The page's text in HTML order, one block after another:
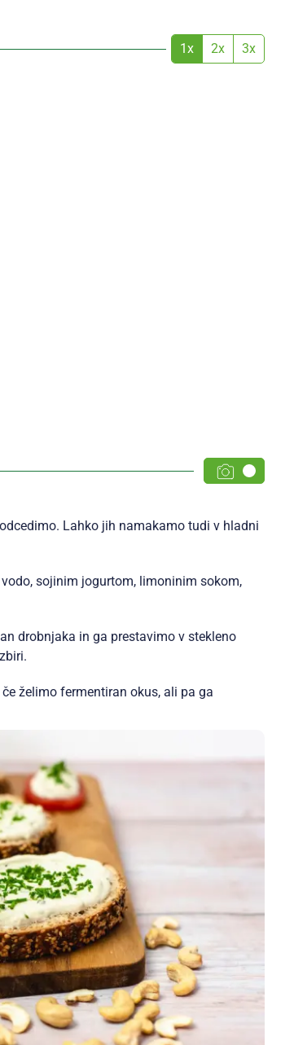
1x 2x 3x
Lahko jih namakamo tudi v hladni
sojinim jogurtom, limoninim sokom,
drobnjaka in ga prestavimo v stekleno
želimo fermentiran okus, ali pa ga